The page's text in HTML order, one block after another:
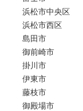
浜松市中央区
浜松市西区
島田市
御前崎市
掛川市
伊東市
藤枝市
御殿場市